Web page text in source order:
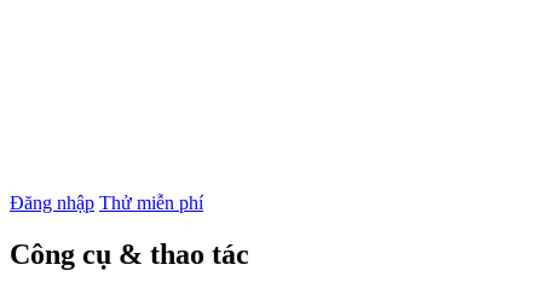
Đăng nhập Thử miễn phí
Công cụ & thao tác